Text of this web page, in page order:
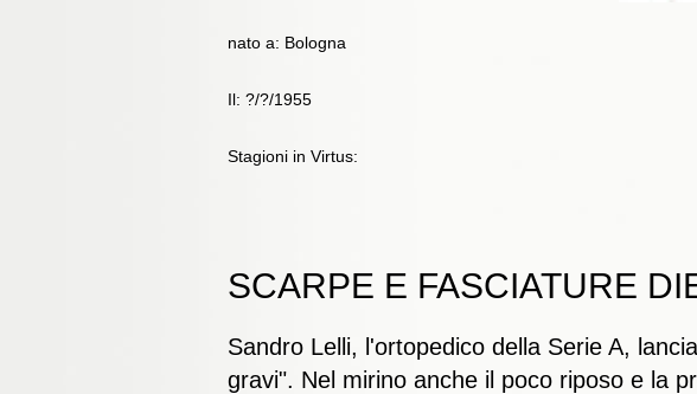
nato a: Bologna
Il: ?/?/1955
Stagioni in Virtus:
SCARPE E FASCIATURE
Sandro Lelli, l'ortopedico della Serie A,
gravi". Nel mirino anche il poco riposo e la